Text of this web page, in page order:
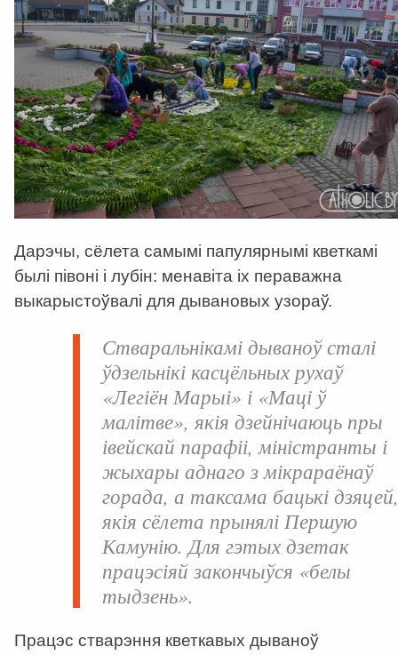
Дарэчы, сёлета самымі папулярнымі кветкамі
былі півоні і лубін: менавіта іх пераважна
выкарыстоўвалі для дывановых узораў.
Стваральнікамі дываноў сталі
ўдзельнікі касцёльных рухаў
«Легіён Марыі» і «Маці ў
малітве», якія дзейнічаюць пры
івейскай парафіі, міністранты і
жыхары аднаго з мікрараёнаў
горада, а таксама бацькі
якія сёлета прынялі Першую
Камунію. Для гэтых дзетак
працэсіяй закончыўся «белы
тыдзень».
Працэс стварэння кветкавых дываноў